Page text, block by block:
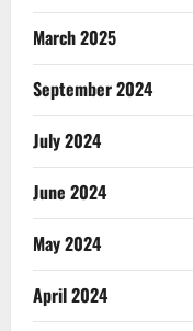
March 2025
September 2024
July 2024
June 2024
May 2024
April 2024